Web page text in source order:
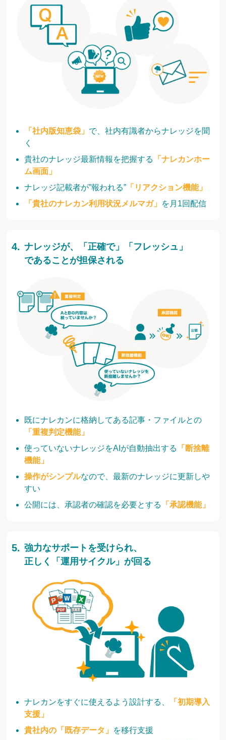
「社内版知恵袋」 で、社内有識者からナレッジを聞
く
貴社のナレッジ最新情報を把握する
「ナレカンホー
ム画面」
ナレッジ記載者が”報われる” 「リアクション機能」
「貴社のナレカン利用状況メルマガ」 を月1回配信
既にナレカンに格納してある記事・ファイルとの
「重複判定機能」
使っていないナレッジをAIが自動抽出する
「断捨離
機能」
操作がシンプルなので、最新のナレッジに更新しや
すい
公開には、承認者の確認を必要とする
「承認機能」
ナレッジが、「正確で」「フレッシュ」
であることが担保される
ナレカンをすぐに使えるよう設計する、
「初期導入
支援」
貴社内の「既存データ」 を移行支援
強力なサポートを受けられ、
正しく「運用サイクル」が回る